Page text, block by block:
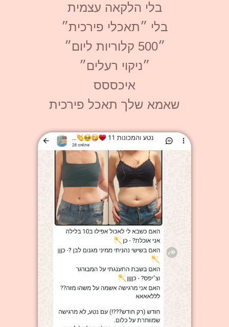
בלי הלקאה עצמית
בלי ״תאכלי פירכית״
״500 קלוריות ליום״
״ניקוי רעלים״
איכססס
שאמא שלך תאכל פירכית